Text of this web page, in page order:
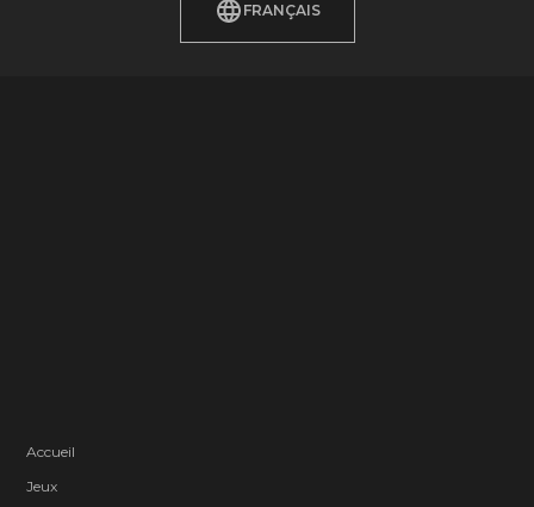
FRANÇAIS
Accueil
Jeux